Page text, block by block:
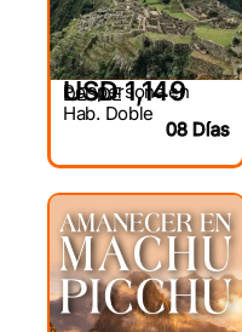
DESDE
USD 1,149
Por persona en
Hab. Doble
08 Días